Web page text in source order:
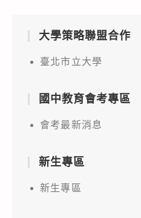
大學策略聯盟合作
臺北市立大學
國中教育會考專區
會考最新消息
新生專區
新生專區